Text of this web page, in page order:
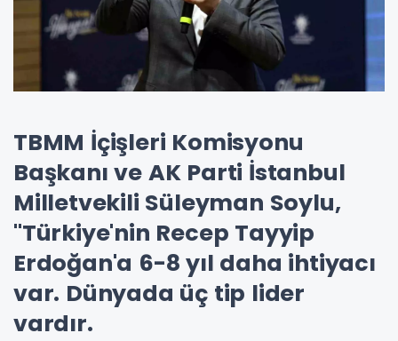
TBMM İçişleri Komisyonu
Başkanı ve AK Parti İstanbul
Milletvekili Süleyman Soylu,
"Türkiye'nin Recep Tayyip
Erdoğan'a 6-8 yıl daha ihtiyacı
var. Dünyada üç tip lider
vardır.